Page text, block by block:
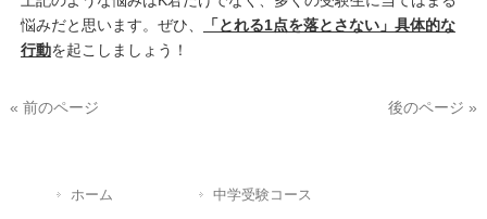
悩みだと思います。ぜひ、
「とれる1点を落とさない」具体的な
行動を起こしましょう！
« 前のページ 後のページ »
ホーム 中学受験コース